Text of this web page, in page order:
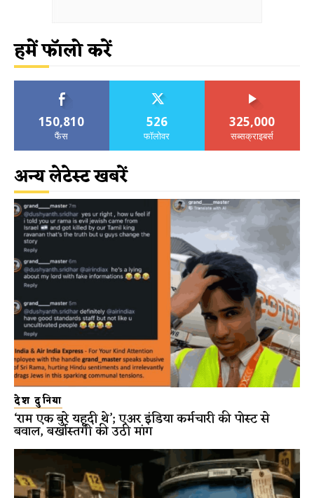
हमें फॉलो करें
150,810
फैंस
526
फॉलोवर
325,000
सब्सक्राइबर्स
अन्य लेटेस्ट खबरें
देश दुनिया
‘राम एक बुरे यहूदी थे’; एअर इंडिया कर्मचारी की पोस्ट से
बवाल, बर्खास्तगी की उठी मांग